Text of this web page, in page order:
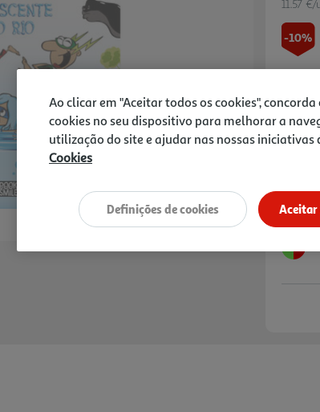
11.57 €/
-10%
Notas
Ao clicar em "Aceitar todos os cookies",
cookies no seu dispositivo para melhorar a
utilização do site e ajudar nas nossas iniciativas
Cookies
Aceitar
Definições de cookies